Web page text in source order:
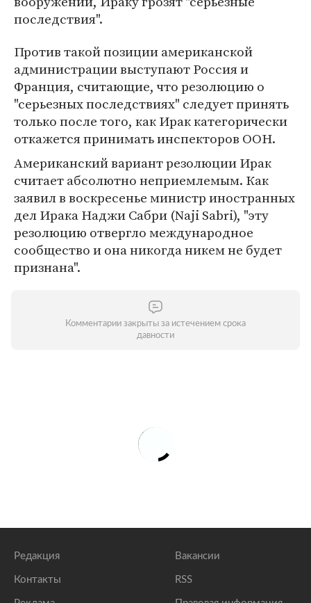
последствия".
Против такой позиции американской
администрации выступают Россия и
Франция, считающие, что резолюцию о
"серьезных последствиях" следует принять
только после того, как Ирак категорически
откажется принимать инспекторов ООН.
Американский вариант резолюции Ирак
считает абсолютно неприемлемым. Как
заявил в воскресенье министр иностранных
дел Ирака Наджи Сабри (Naji Sabri), "эту
резолюцию отвергло международное
сообщество и она никогда никем не будет
признана".
Комментарии закрыты за истечением срока
давности
Редакция
Контакты
Вакансии
RSS